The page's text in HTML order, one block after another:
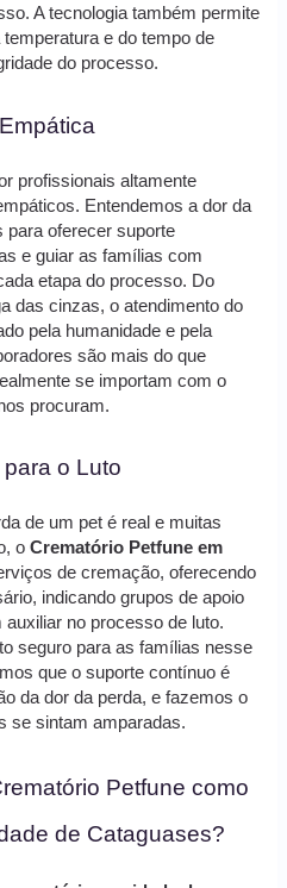
A tecnologia também permite
e do tempo de
do processo.
profissionais altamente
Entendemos a dor da
para oferecer suporte
e guiar as famílias com
etapa do processo. Do
das cinzas, o atendimento do
pela humanidade e pela
são mais do que
se importam com o
procuram.
o Luto
de um pet é real e muitas
oCrematório Petfune em
de cremação, oferecendo
indicando grupos de apoio
no processo de luto.
seguro para as famílias nesse
que o suporte contínuo é
da dor da perda, e fazemos o
se sintam amparadas.
Petfune como
de Cataguases?